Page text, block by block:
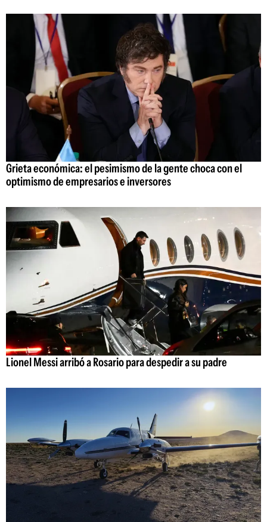
Grieta económica: el pesimismo de la gente choca con el
optimismo de empresarios e inversores
Lionel Messi arribó a Rosario para despedir a su padre